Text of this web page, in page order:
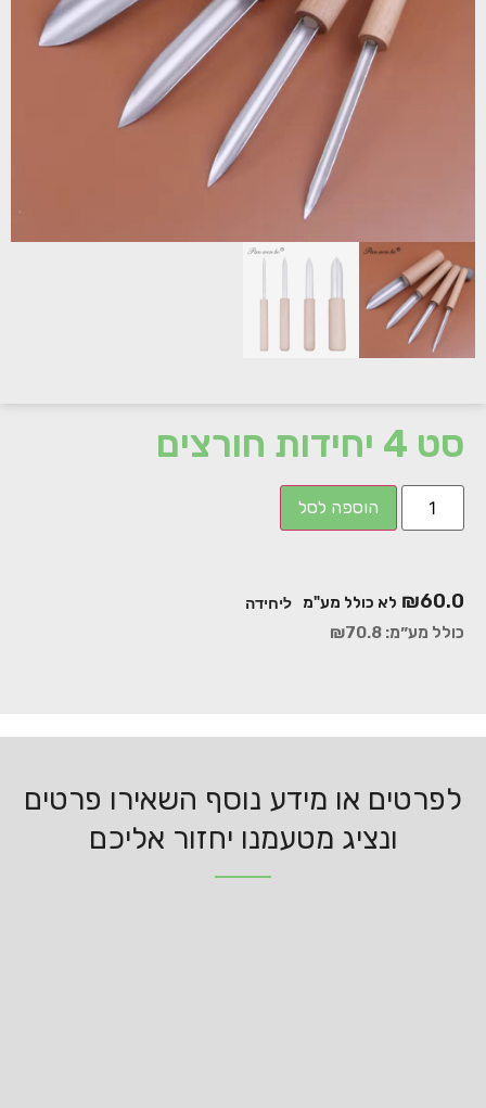
סט 4 יחידות חורצים
הוספה לסל
₪60.0 לא כולל מע"מ
כולל מע״מ: ₪70.8
ליחידה
לפרטים או מידע נוסף השאירו פרטים
ונציג מטעמנו יחזור אליכם